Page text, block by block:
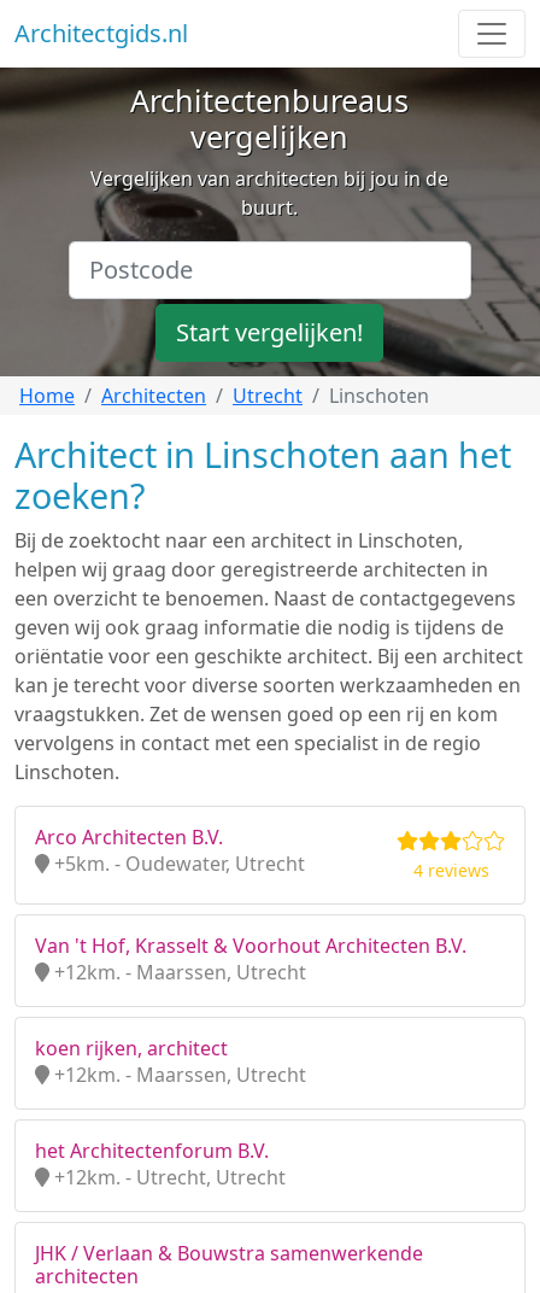
Architectgids.nl
Architectenbureaus
vergelijken
Vergelijken van architecten bij jou in de
buurt.
Start vergelijken!
Home Architecten Utrecht Linschoten
Architect in Linschoten aan het
zoeken?
Bij de zoektocht naar een architect in Linschoten,
helpen wij graag door geregistreerde architecten in
een overzicht te benoemen. Naast de contactgegevens
geven wij ook graag informatie die nodig is tijdens de
oriëntatie voor een geschikte architect. Bij een architect
kan je terecht voor diverse soorten werkzaamheden en
vraagstukken. Zet de wensen goed op een rij en kom
vervolgens in contact met een specialist in de regio
Linschoten.
Arco Architecten B.V.
+5km. - Oudewater, Utrecht
4 reviews
Van 't Hof, Krasselt & Voorhout Architecten B.V.
+12km. - Maarssen, Utrecht
koen rijken, architect
+12km. - Maarssen, Utrecht
het Architectenforum B.V.
+12km. - Utrecht, Utrecht
JHK / Verlaan & Bouwstra samenwerkende
architecten